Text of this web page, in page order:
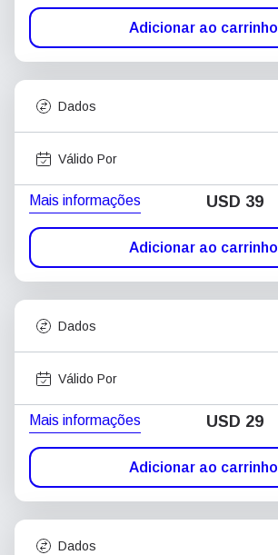
Adicionar ao carrinho
Dados
Válido Por
Mais informações USD 39
Adicionar ao carrinho
Dados
Válido Por
Mais informações USD 29
Adicionar ao carrinho
Dados